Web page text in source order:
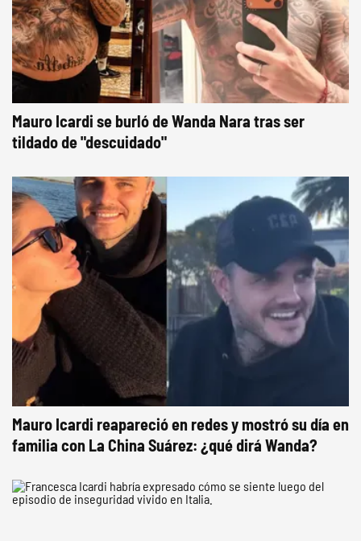
Mauro Icardi se burló de Wanda Nara tras ser
tildado de "descuidado"
Mauro Icardi reapareció en redes y mostró su día en
familia con La China Suárez: ¿qué dirá Wanda?